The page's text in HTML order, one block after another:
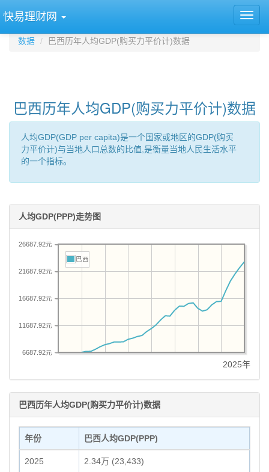
快易理财网
数据 巴西历年人均GDP(购买力平价计)数据
巴西历年人均GDP(购买力平价计)数据
人均GDP(GDP per capita)是一个国家或地区的GDP(购买
力平价计)与当地人口总数的比值,是衡量当地人民生活水平
的一个指标。
人均GDP(PPP)走势图
6687.92元
11687.92元
16687.92元
21687.92元
26687.92元
巴西
2025年
巴西历年人均GDP(购买力平价计)数据
年份 巴西人均GDP(PPP)
2025 2.34万 (23,433)